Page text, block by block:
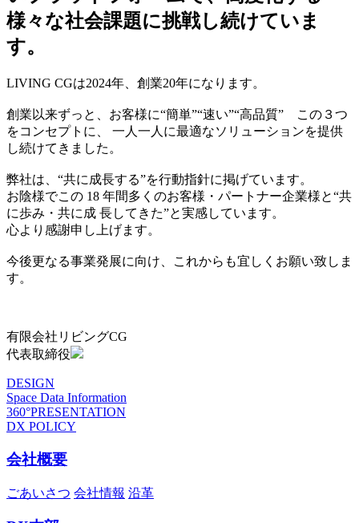
様々な社会課題に挑戦し続けていま
す。
LIVING CGは2024年、創業20年になります。
創業以来ずっと、お客様に“簡単”“速い”“高品質” この３つ
をコンセプトに、 一人一人に最適なソリューションを提供
し続けてきました。
弊社は、“共に成長する”を行動指針に掲げています。
お陰様でこの 18 年間多くのお客様・パートナー企業様と“共
に歩み・共に成 長してきた”と実感しています。
心より感謝申し上げます。
今後更なる事業発展に向け、これからも宜しくお願い致しま
す。
有限会社リビングCG
代表取締役
DESIGN
Space Data Information
360°PRESENTATION
DX POLICY
会社概要
ごあいさつ 会社情報 沿革